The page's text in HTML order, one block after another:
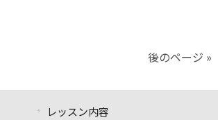
後のページ »
レッスン内容